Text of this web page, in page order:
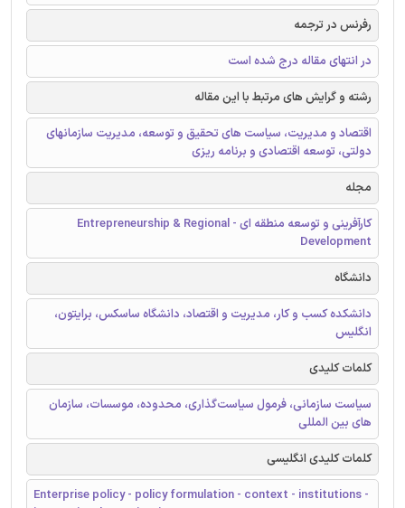
رفرنس در ترجمه
در انتهای مقاله درج شده است
رشته و گرایش های مرتبط با این مقاله
اقتصاد و مدیریت، سیاست های تحقیق و توسعه، مدیریت سازمانهای
دولتی، توسعه اقتصادی و برنامه ریزی
مجله
کارآفرینی و توسعه منطقه ای - Entrepreneurship & Regional
Development
دانشگاه
دانشکده کسب و کار، مدیریت و اقتصاد، دانشگاه ساسکس، برایتون،
انگلیس
کلمات کلیدی
سیاست سازمانی، فرمول سیاست‌گذاری، محدوده، موسسات، سازمان
های بین المللی
کلمات کلیدی انگلیسی
Enterprise policy - policy formulation - context - institutions -